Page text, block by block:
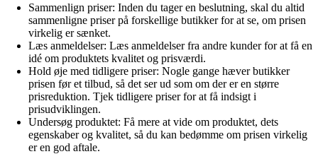
Sammenlign priser: Inden du tager en beslutning, skal du altid
sammenligne priser på forskellige butikker for at se, om prisen
virkelig er sænket.
Læs anmeldelser: Læs anmeldelser fra andre kunder for at få en
idé om produktets kvalitet og prisværdi.
Hold øje med tidligere priser: Nogle gange hæver butikker
prisen før et tilbud, så det ser ud som om der er en større
prisreduktion. Tjek tidligere priser for at få indsigt i
prisudviklingen.
Undersøg produktet: Få mere at vide om produktet, dets
egenskaber og kvalitet, så du kan bedømme om prisen virkelig
er en god aftale.